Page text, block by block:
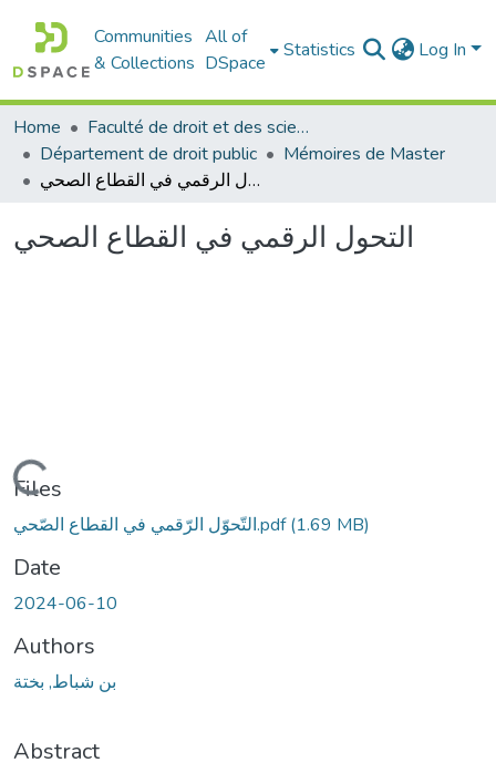
Communities
& Collections
All of
DSpace
Statistics Log In
Home
Faculté de droit et des sciences politiques
Département de droit public
Mémoires de Master
التحول الرقمي في القطاع الصحي
التحول الرقمي في القطاع الصحي
Loading...
Files
التّحوّل الرّقمي في القطاع الصّحي.pdf(1.69 MB)
Date
2024-06-10
Authors
بن شباط, بختة
Abstract